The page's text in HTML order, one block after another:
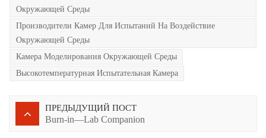
Окружающей Среды
Производители Камер Для Испытаний На Воздействие
Окружающей Среды
Камера Моделирования Окружающей Среды
Высокотемпературная Испытательная Камера
ПРЕДЫДУЩИЙ ПОСТ
Burn-in—Lab Companion